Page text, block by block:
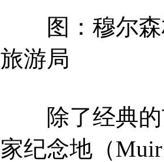
图：穆尔森
旅游局
除了经典的
家纪念地（